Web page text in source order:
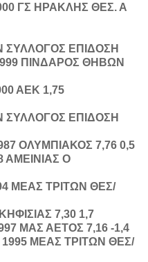
ΓΣ ΗΡΑΚΛΗΣ ΘΕΣ. Α
ΣΥΛΛΟΓΟΣ ΕΠΙΔΟΣΗ
ΠΙΝΔΑΡΟΣ ΘΗΒΩΝ
ΑΕΚ 1,75
ΣΥΛΛΟΓΟΣ ΕΠΙΔΟΣΗ
ΟΛΥΜΠΙΑΚΟΣ 7,76 0,5
ΑΜΕΙΝΙΑΣ Ο
ΜΕΑΣ ΤΡΙΤΩΝ ΘΕΣ/
7,30 1,7
ΜΑΣ ΑΕΤΟΣ 7,16 -1,4
1995 ΜΕΑΣ ΤΡΙΤΩΝ ΘΕΣ/